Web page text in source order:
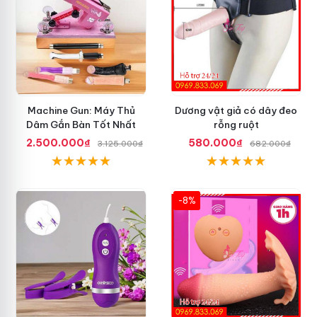
Machine Gun: Máy Thủ
Dâm Gắn Bàn Tốt Nhất
2.500.000₫
3.125.000₫
Dương vật giả có dây đeo
rỗng ruột
580.000₫
682.000₫
-8%